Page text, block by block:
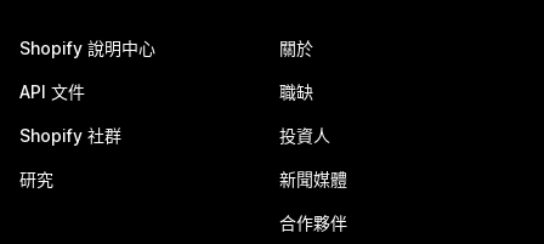
Shopify 說明中心
API 文件
Shopify 社群
研究
關於
職缺
投資人
新聞媒體
合作夥伴